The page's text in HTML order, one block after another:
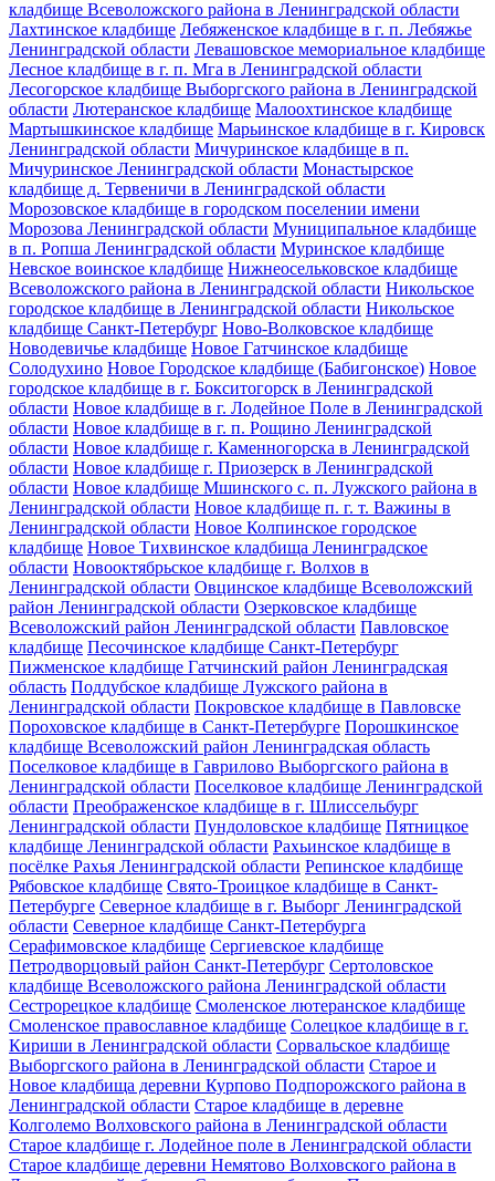
кладбище Всеволожского района в Ленинградской области
Лахтинское кладбище Лебяженское кладбище в г. п. Лебяжье
Ленинградской области Левашовское мемориальное кладбище
Лесное кладбище в г. п. Мга в Ленинградской области
Лесогорское кладбище Выборгского района в Ленинградской
области Лютеранское кладбище Малоохтинское кладбище
Мартышкинское кладбище Марьинское кладбище в г. Кировск
Ленинградской области Мичуринское кладбище в п.
Мичуринское Ленинградской области Монастырское
кладбище д. Тервеничи в Ленинградской области
Морозовское кладбище в городском поселении имени
Морозова Ленинградской области Муниципальное кладбище
в п. Ропша Ленинградской области Муринское кладбище
Невское воинское кладбище Нижнеосельковское кладбище
Всеволожского района в Ленинградской области Никольское
городское кладбище в Ленинградской области Никольское
кладбище Санкт-Петербург Ново-Волковское кладбище
Новодевичье кладбище Новое Гатчинское кладбище
Солодухино Новое Городское кладбище (Бабигонское) Новое
городское кладбище в г. Бокситогорск в Ленинградской
области Новое кладбище в г. Лодейное Поле в Ленинградской
области Новое кладбище в г. п. Рощино Ленинградской
области Новое кладбище г. Каменногорска в Ленинградской
области Новое кладбище г. Приозерск в Ленинградской
области Новое кладбище Мшинского с. п. Лужского района в
Ленинградской области Новое кладбище п. г. т. Важины в
Ленинградской области Новое Колпинское городское
кладбище Новое Тихвинское кладбища Ленинградское
области Новооктябрьское кладбище г. Волхов в
Ленинградской области Овцинское кладбище Всеволожский
район Ленинградской области Озерковское кладбище
Всеволожский район Ленинградской области Павловское
кладбище Песочинское кладбище Санкт-Петербург
Пижменское кладбище Гатчинский район Ленинградская
область Поддубское кладбище Лужского района в
Ленинградской области Покровское кладбище в Павловске
Пороховское кладбище в Санкт-Петербурге Порошкинское
кладбище Всеволожский район Ленинградская область
Поселковое кладбище в Гаврилово Выборгского района в
Ленинградской области Поселковое кладбище Ленинградской
области Преображенское кладбище в г. Шлиссельбург
Ленинградской области Пундоловское кладбище Пятницкое
кладбище Ленинградской области Рахьинское кладбище в
посёлке Рахья Ленинградской области Репинское кладбище
Рябовское кладбище Свято-Троицкое кладбище в Санкт-
Петербурге Северное кладбище в г. Выборг Ленинградской
области Северное кладбище Санкт-Петербурга
Серафимовское кладбище Сергиевское кладбище
Петродворцовый район Санкт-Петербург Сертоловское
кладбище Всеволожского района Ленинградской области
Сестрорецкое кладбище Смоленское лютеранское кладбище
Смоленское православное кладбище Солецкое кладбище в г.
Кириши в Ленинградской области Сорвальское кладбище
Выборгского района в Ленинградской области Старое и
Новое кладбища деревни Курпово Подпорожского района в
Ленинградской области Старое кладбище в деревне
Колголемо Волховского района в Ленинградской области
Старое кладбище г. Лодейное поле в Ленинградской области
Старое кладбище деревни Немятово Волховского района в